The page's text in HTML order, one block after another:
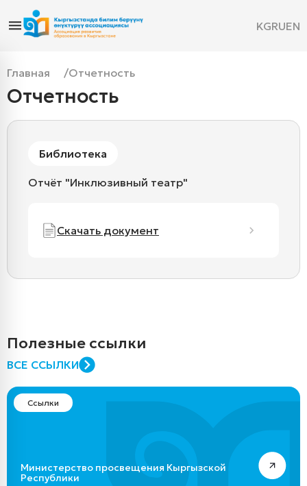
KGRUEN
Главная Отчетность
Отчетность
Библиотека
Отчёт "Инклюзивный театр"
Скачать документ
Полезные ссылки
ВСЕ ССЫЛКИ
Ссылки
Министерство просвещения Кыргызской
Республики